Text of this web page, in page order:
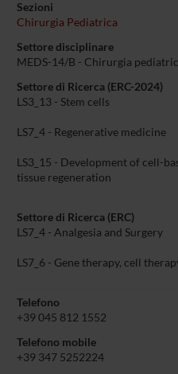
Sezioni
Chirurgia Pediatrica
Settore disciplinare
MEDS-14/B - Chirurgia
Settore di Ricerca (ERC-2024)
LS3_13 - Stem cells
LS7_4 - Regenerative medicine
LS3_15 - Development of cell-
tissue regeneration
Settore di Ricerca (ERC)
LS7_4 - Analgesia and Surgery
LS7_6 - Gene therapy, cell
Telefono
+39 045 812 1552
Telefono mobile
+39 347 5252224